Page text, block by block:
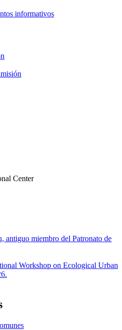
informativos
Center
antiguo miembro del Patronato de
Workshop on Ecological Urban